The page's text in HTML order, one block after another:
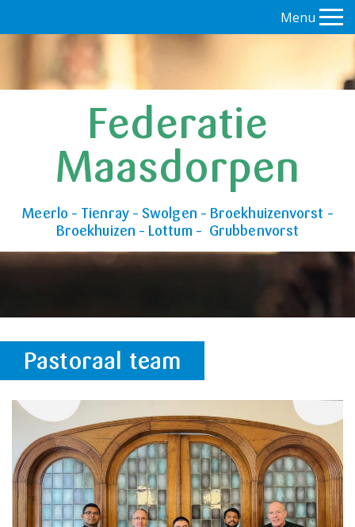
Menu
Federatie
Maasdorpen
Meerlo – Tienray – Swolgen – Broekhuizenvorst –
Broekhuizen – Lottum – Grubbenvorst
Pastoraal team